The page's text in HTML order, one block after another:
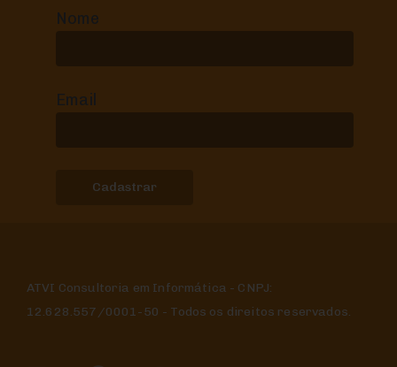
Nome
Email
ATVI Consultoria em Informática - CNPJ:
12.628.557/0001-50 - Todos os direitos reservados.